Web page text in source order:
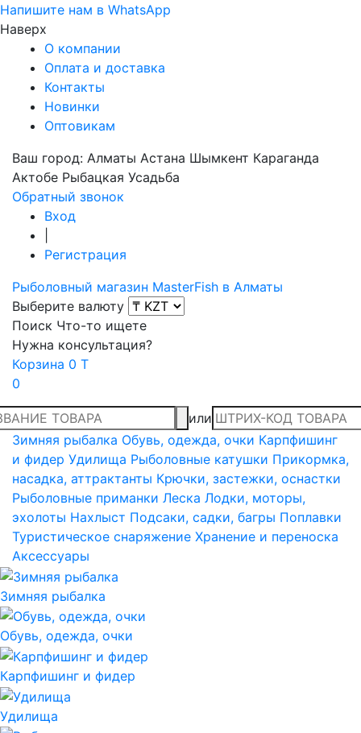
Напишите нам в WhatsApp
Наверх
О компании
Оплата и доставка
Контакты
Новинки
Оптовикам
Ваш город: Алматы Астана Шымкент Караганда
Актобе Рыбацкая Усадьба
Обратный звонок
Вход
Регистрация
Рыболовный магазин MasterFish в Алматы
Выберите валюту
Поиск Что-то ищете
Нужна консультация?
Корзина 0 T
0
или
Зимняя рыбалка Обувь, одежда, очки Карпфишинг
и фидер Удилища Рыболовные катушки Прикормка,
насадка, аттрактанты Крючки, застежки, оснастки
Рыболовные приманки Леска Лодки, моторы,
эхолоты Нахлыст Подсаки, садки, багры Поплавки
Туристическое снаряжение Хранение и переноска
Аксессуары
Зимняя рыбалка
Обувь, одежда, очки
Карпфишинг и фидер
Удилища